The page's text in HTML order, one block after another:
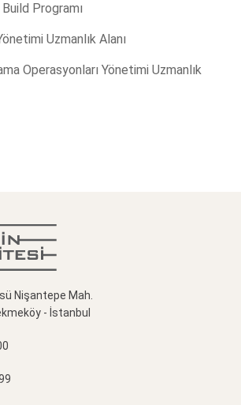
Programı
Uzmanlık Alanı
Operasyonları Yönetimi Uzmanlık
Nişantepe Mah.
- İstanbul